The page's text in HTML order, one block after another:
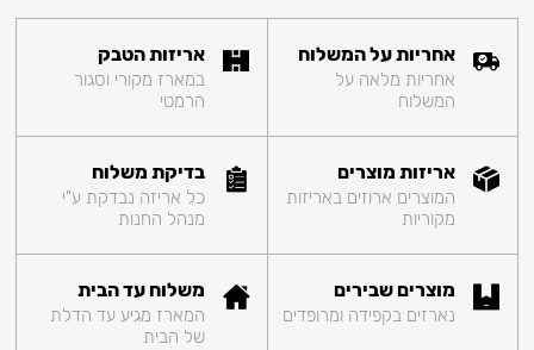
אחריות על המשלוח
אחריות מלאה על
המשלוח
אריזות הטבק
במארז מקורי וסגור
הרמטי
אריזות מוצרים
המוצרים ארוזים באריזות
מקוריות
בדיקת משלוח
כל אריזה נבדקת ע"י
מנהל החנות
מוצרים שבירים
נארזים בקפידה ומרופדים
משלוח עד הבית
המארז מגיע עד הדלת
של הבית